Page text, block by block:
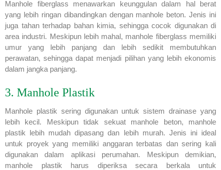
Manhole fiberglass menawarkan keunggulan dalam hal berat
yang lebih ringan dibandingkan dengan manhole beton. Jenis ini
juga tahan terhadap bahan kimia, sehingga cocok digunakan di
area industri. Meskipun lebih mahal, manhole fiberglass memiliki
umur yang lebih panjang dan lebih sedikit membutuhkan
perawatan, sehingga dapat menjadi pilihan yang lebih ekonomis
dalam jangka panjang.
3. Manhole Plastik
Manhole plastik sering digunakan untuk sistem drainase yang
lebih kecil. Meskipun tidak sekuat manhole beton, manhole
plastik lebih mudah dipasang dan lebih murah. Jenis ini ideal
untuk proyek yang memiliki anggaran terbatas dan sering kali
digunakan dalam aplikasi perumahan. Meskipun demikian,
manhole plastik harus diperiksa secara berkala untuk